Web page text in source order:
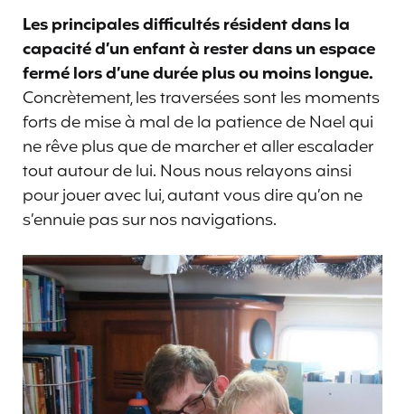
Les principales difficultés résident dans la
capacité d’un enfant à rester dans un espace
fermé lors d’une durée plus ou moins longue.
Concrètement, les traversées sont les moments
forts de mise à mal de la patience de Nael qui
ne rêve plus que de marcher et aller escalader
tout autour de lui. Nous nous relayons ainsi
pour jouer avec lui, autant vous dire qu’on ne
s’ennuie pas sur nos navigations.